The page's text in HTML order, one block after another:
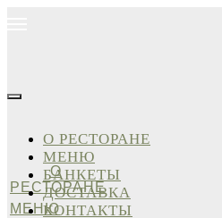
О
РЕСТОРАНЕ
МЕНЮ
О РЕСТОРАНЕ
МЕНЮ
БАНКЕТЫ
ДОСТАВКА
КОНТАКТЫ